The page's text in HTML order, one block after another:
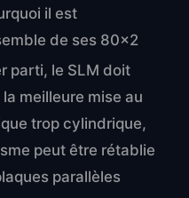
il est
de ses 80×2
parti, le SLM doit
meilleure mise au
trop cylindrique,
peut être rétablie
parallèles